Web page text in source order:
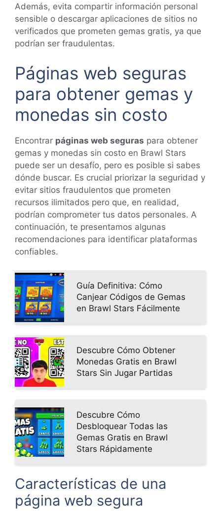
Además, evita compartir información personal
sensible o descargar aplicaciones de sitios no
verificados que prometen gemas gratis, ya que
podrían ser fraudulentas.
Páginas web seguras
para obtener gemas y
monedas sin costo
Encontrar páginas web seguras para obtener
gemas y monedas sin costo en Brawl Stars
puede ser un desafío, pero es posible si sabes
dónde buscar. Es crucial priorizar la seguridad y
evitar sitios fraudulentos que prometen
recursos ilimitados pero que, en realidad,
podrían comprometer tus datos personales. A
continuación, te presentamos algunas
recomendaciones para identificar plataformas
confiables.
Guía Definitiva: Cómo
Canjear Códigos de Gemas
en Brawl Stars Fácilmente
Descubre Cómo Obtener
Monedas Gratis en Brawl
Stars Sin Jugar Partidas
Descubre Cómo
Desbloquear Todas las
Gemas Gratis en Brawl
Stars Rápidamente
Características de una
página web segura